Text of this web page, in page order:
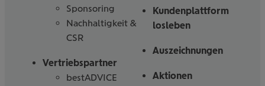
Sponsoring
Nachhaltigkeit &
CSR
Vertriebspartner
bestADVICE
Kundenplattform
losleben
Auszeichnungen
Aktionen